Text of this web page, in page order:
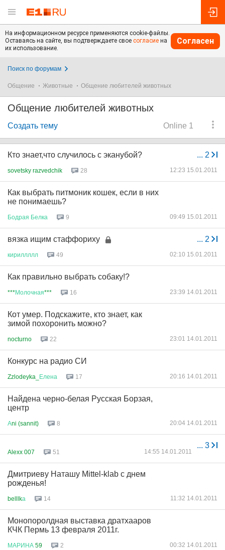
На информационном ресурсе применяются cookie-файлы.
Оставаясь на сайте, вы подтверждаете свое согласие на
их использование.
Согласен
Поиск по форумам
Общение Животные Общение любителей животных
Общение любителей животных
Online 1
Создать тему
... 2
Кто знает,что случилось с эканубой?
sovetsky razvedchik 28 12:23 15.01.2011
Как выбрать питмоник кошек, если в них
не понимаешь?
Бодрая Белка 9 09:49 15.01.2011
... 2
вязка ищим стаффориху
кириллллл 49 02:10 15.01.2011
Как правильно выбрать собаку!?
***Молочная*** 16 23:39 14.01.2011
Кот умер. Подскажите, кто знает, как
зимой похоронить можно?
nocturno 22 23:01 14.01.2011
Конкурс на радио СИ
Zzlodeyka_ Елена 17 20:16 14.01.2011
Найдена черно-белая Русская Борзая,
центр
Аni (sannit) 8 20:04 14.01.2011
... 3
Alexx 007 51 14:55 14.01.2011
Дмитриеву Наташу Mittel-klab с днем
рожденья!
belllkа 14 11:32 14.01.2011
Монопоролдная выставка дратхааров
КЧК Пермь 13 февраля 2011г.
МАРИНА 59 2 00:32 14.01.2011